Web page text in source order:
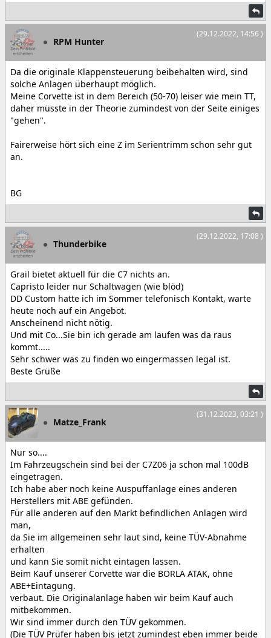
(29.12.2022, 14:56 )
RPM Hunter
Da die originale Klappensteuerung beibehalten wird, sind
solche Anlagen überhaupt möglich.
Meine Corvette ist in dem Bereich (50-70) leiser wie mein TT,
daher müsste in der Theorie zumindest von der Seite einiges
"gehen".
Fairerweise hört sich eine Z im Serientrimm schon sehr gut
an.
BG
(29.12.2022, 17:08 )
Thunderbike
Grail bietet aktuell für die C7 nichts an.
Capristo leider nur Schaltwagen (wie blöd)
DD Custom hatte ich im Sommer telefonisch Kontakt, warte
heute noch auf ein Angebot.
Anscheinend nicht nötig.
Und mit Co...Sie bin ich gerade am laufen was da raus
kommt.....
Sehr schwer was zu finden wo eingermassen legal ist.
Beste Grüße
(31.12.2023, 03:21 )
Matze_Frank
Nur so....
Im Fahrzeugschein sind bei der C7Z06 ja schon mal 100dB
eingetragen.
Ich habe aber noch keine Auspuffanlage eines anderen
Herstellers mit ABE gefünden.
Für alle anderen auf den Markt befindlichen Anlagen wird
man,
da Sie im allgemeinen sehr laut sind, keine TÜV-Abnahme
erhalten
und kann Sie somit nicht eintagen lassen.
Beim Kauf unserer Corvette war die BORLA ATAK, ohne
ABE+Eintagung.
verbaut. Die Originalanlage haben wir beim Kauf auch
mitbekommen.
Wir sind immer durch den TÜV gekommen.
(Die TÜV Prüfer haben bis jetzt zumindest eben immer beide